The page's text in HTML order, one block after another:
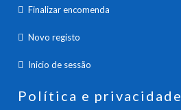
Finalizar encomenda
Novo registo
Inicio de sessão
Política e privacidade